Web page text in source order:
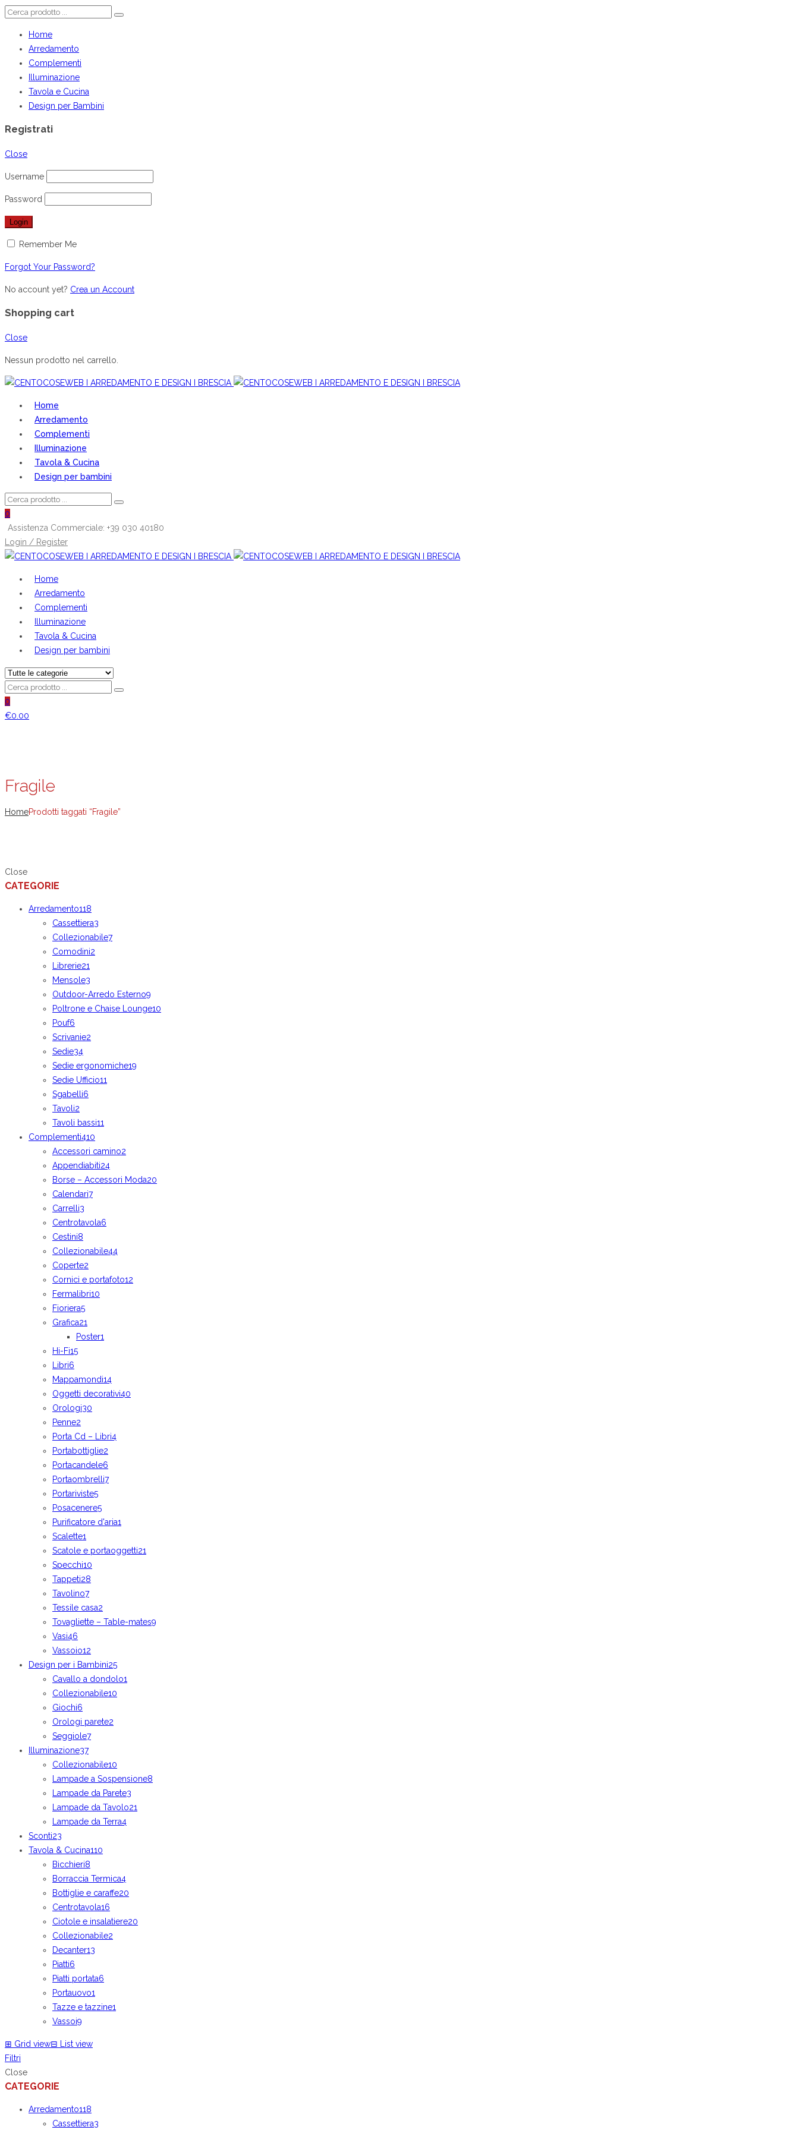
Home
Arredamento
Complementi
Illuminazione
Tavola e Cucina
Design per Bambini
Registrati
Close
Username
Password
Remember Me
Forgot Your Password?
No account yet? Crea un Account
Shopping cart
Close
Nessun prodotto nel carrello.
Home
Arredamento
Complementi
Illuminazione
Tavola & Cucina
Design per bambini
0
Assistenza Commerciale: +39 030 40180
Login / Register
Home
Arredamento
Complementi
Illuminazione
Tavola & Cucina
Design per bambini
0
€0.00
Fragile
HomeProdotti taggati “Fragile”
Close
CATEGORIE
Arredamento118
Cassettiera3
Collezionabile7
Comodini2
Librerie21
Mensole3
Outdoor-Arredo Esterno9
Poltrone e Chaise Lounge10
Pouf6
Scrivanie2
Sedie34
Sedie ergonomiche19
Sedie Ufficio11
Sgabelli6
Tavoli2
Tavoli bassi11
Complementi410
Accessori camino2
Appendiabiti24
Borse – Accessori Moda20
Calendari7
Carrelli3
Centrotavola6
Cestini8
Collezionabile44
Coperte2
Cornici e portafoto12
Fermalibri10
Fioriera5
Grafica21
Poster1
Hi-Fi15
Libri6
Mappamondi14
Oggetti decorativi40
Orologi30
Penne2
Porta Cd – Libri4
Portabottiglie2
Portacandele6
Portaombrelli7
Portariviste5
Posacenere5
Purificatore d'aria1
Scalette1
Scatole e portaoggetti21
Specchi10
Tappeti28
Tavolino7
Tessile casa2
Tovagliette – Table-mates9
Vasi46
Vassoio12
Design per i Bambini25
Cavallo a dondolo1
Collezionabile10
Giochi6
Orologi parete2
Seggiole7
Illuminazione37
Collezionabile10
Lampade a Sospensione8
Lampade da Parete3
Lampade da Tavolo21
Lampade da Terra4
Sconti23
Tavola & Cucina110
Bicchieri8
Borraccia Termica4
Bottiglie e caraffe20
Centrotavola16
Ciotole e insalatiere20
Collezionabile2
Decanter13
Piatti6
Piatti portata6
Portauovo1
Tazze e tazzine1
Vassoi9
⊞ Grid view⊟
List view
Filtri
Close
CATEGORIE
Arredamento118
Cassettiera3